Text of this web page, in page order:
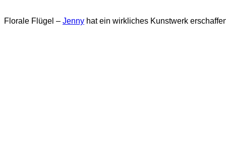
Florale Flügel – Jenny hat ein wirkliches Kunstwerk